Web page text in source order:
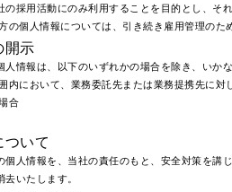
の採用活動にのみ利用することを目的とし、
の個人情報については、引き続き雇用管理のた
開示
人情報は、以下のいずれかの場合を除き、いか
内において、業務委託先または業務提携先に対
合
ついて
個人情報を、当社の責任のもと、安全対策を
いたします。